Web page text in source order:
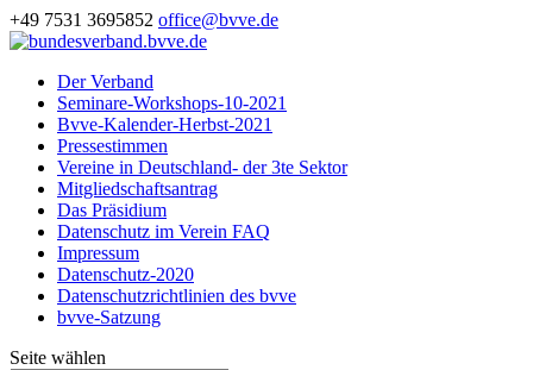
+49 7531 3695852 office@bvve.de
Der Verband
Seminare-Workshops-10-2021
Bvve-Kalender-Herbst-2021
Pressestimmen
Vereine in Deutschland- der 3te Sektor
Mitgliedschaftsantrag
Das Präsidium
Datenschutz im Verein FAQ
Impressum
Datenschutz-2020
Datenschutzrichtlinien des bvve
bvve-Satzung
Seite wählen